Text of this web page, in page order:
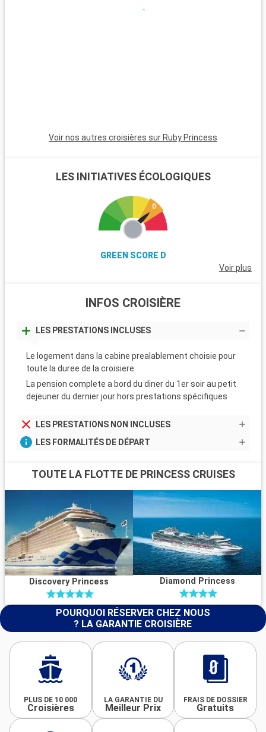
séculaires, est un havre de nature proche de la ville. La région
Voir nos autres croisières sur Ruby Princess
LES INITIATIVES ÉCOLOGIQUES
GREEN SCORE D
Voir plus
INFOS CROISIÈRE
LES PRESTATIONS INCLUSES
Le logement dans la cabine prealablement choisie pour
toute la duree de la croisiere
La pension complete a bord du diner du 1er soir au petit
dejeuner du dernier jour hors prestations spécifiques
LES PRESTATIONS NON INCLUSES
LES FORMALITÉS DE DÉPART
TOUTE LA FLOTTE DE PRINCESS CRUISES
Discovery Princess Diamond Princess
POURQUOI RÉSERVER CHEZ NOUS
? LA GARANTIE CROISIÈRE
PLUS DE 10 000
Croisières
LA GARANTIE DU
Meilleur Prix
FRAIS DE DOSSIER
Gratuits